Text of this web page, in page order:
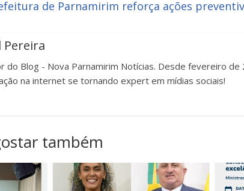
de Parnamirim reforça ações
Pereira
do Blog - Nova Parnamirim Notícias. Desde fevereiro de
na internet se tornando expert em mídias sociais!
também